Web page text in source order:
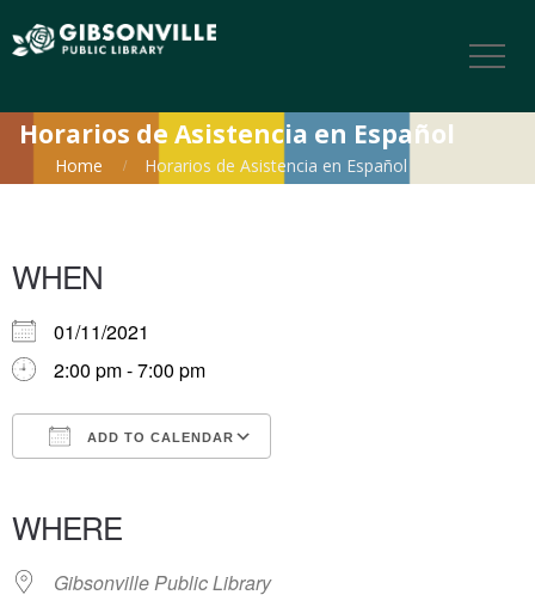
Horarios de Asistencia en Español
Home Horarios de Asistencia en Español
WHEN
01/11/2021
2:00 pm - 7:00 pm
ADD TO CALENDAR
WHERE
Gibsonville Public Library